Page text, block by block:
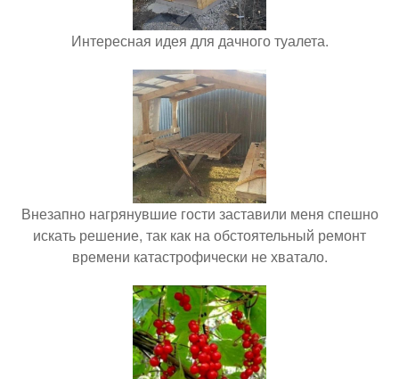
Интересная идея для дачного туалета.
Внезапно нагрянувшие гости заставили меня спешно
искать решение, так как на обстоятельный ремонт
времени катастрофически не хватало.